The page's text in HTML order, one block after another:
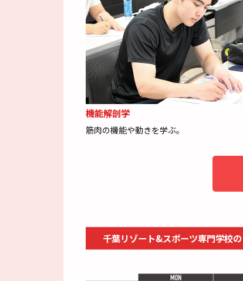
機能解剖学
筋肉の機能や動きを学ぶ。
千葉リゾート&スポーツ専門学校の